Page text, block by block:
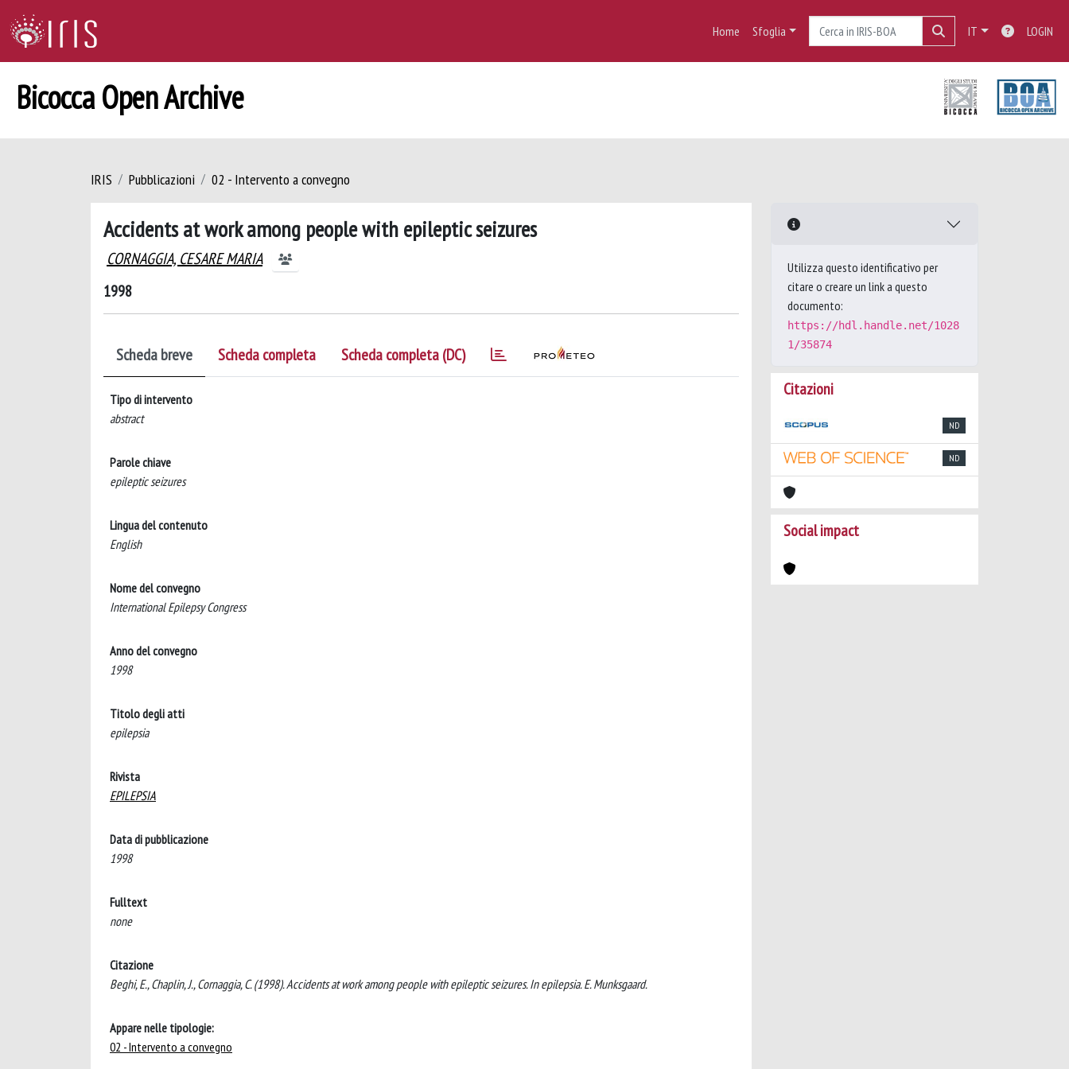
Home Sfoglia IT LOGIN
Bicocca Open Archive
IRIS Pubblicazioni 02 - Intervento a convegno
Accidents at work among people with epileptic seizures
CORNAGGIA, CESARE MARIA
1998
Scheda breve Scheda completa Scheda completa (DC)
Tipo di intervento
abstract
Parole chiave
epileptic seizures
Lingua del contenuto
English
Nome del convegno
International Epilepsy Congress
Anno del convegno
1998
Titolo degli atti
epilepsia
Rivista
EPILEPSIA
Data di pubblicazione
1998
Fulltext
none
Citazione
Beghi, E., Chaplin, J., Cornaggia, C. (1998). Accidents at work among people with epileptic seizures. In epilepsia. E. Munksgaard.
Appare nelle tipologie:
02 - Intervento a convegno
Utilizza questo identificativo per
citare o creare un link a questo
documento:
https://hdl.handle.net/1028
1/35874
Citazioni
ND
ND
Social impact